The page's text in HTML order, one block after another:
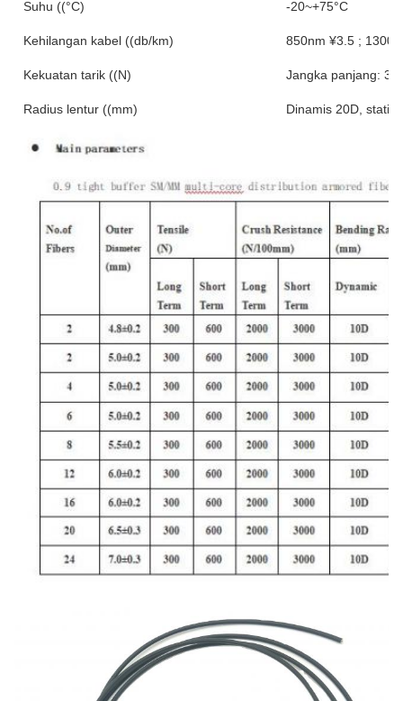
Suhu ((°C) -20~+75°C
Kehilangan kabel ((db/km) 850nm ¥3.5 ;
Kekuatan tarik ((N) Jangka panjang:
Radius lentur ((mm) Dinamis 20D, statis